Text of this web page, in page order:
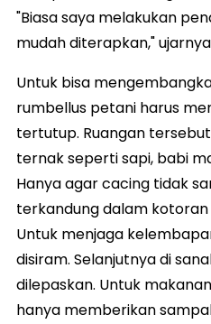
"Biasa saya melakukan
mudah diterapkan,"
Untuk bisa
rumbellus petani harus
tertutup. Ruangan
ternak seperti sapi, babi
Hanya agar cacing tidak
terkandung dalam kotoran
Untuk menjaga
disiram. Selanjutnya di
dilepaskan. Untuk
hanya memberikan